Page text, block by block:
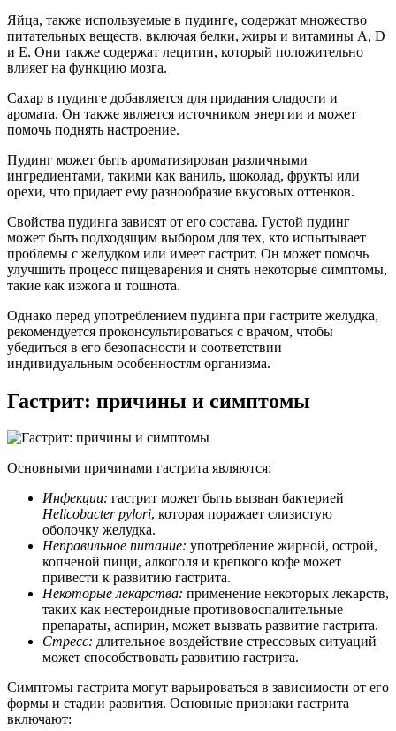
Яйца, также используемые в пудинге, содержат множество
питательных веществ, включая белки, жиры и витамины A, D
и E. Они также содержат лецитин, который положительно
влияет на функцию мозга.
Сахар в пудинге добавляется для придания сладости и
аромата. Он также является источником энергии и может
помочь поднять настроение.
Пудинг может быть ароматизирован различными
ингредиентами, такими как ваниль, шоколад, фрукты или
орехи, что придает ему разнообразие вкусовых оттенков.
Свойства пудинга зависят от его состава. Густой пудинг
может быть подходящим выбором для тех, кто испытывает
проблемы с желудком или имеет гастрит. Он может помочь
улучшить процесс пищеварения и снять некоторые симптомы,
такие как изжога и тошнота.
Однако перед употреблением пудинга при гастрите желудка,
рекомендуется проконсультироваться с врачом, чтобы
убедиться в его безопасности и соответствии
индивидуальным особенностям организма.
Гастрит: причины и симптомы
Основными причинами гастрита являются:
Инфекции: гастрит может быть вызван бактерией
Helicobacter pylori, которая поражает слизистую
оболочку желудка.
Неправильное питание: употребление жирной, острой,
копченой пищи, алкоголя и крепкого кофе может
привести к развитию гастрита.
Некоторые лекарства: применение некоторых лекарств,
таких как нестероидные противовоспалительные
препараты, аспирин, может вызвать развитие гастрита.
Стресс: длительное воздействие стрессовых ситуаций
может способствовать развитию гастрита.
Симптомы гастрита могут варьироваться в зависимости от его
формы и стадии развития. Основные признаки гастрита
включают: